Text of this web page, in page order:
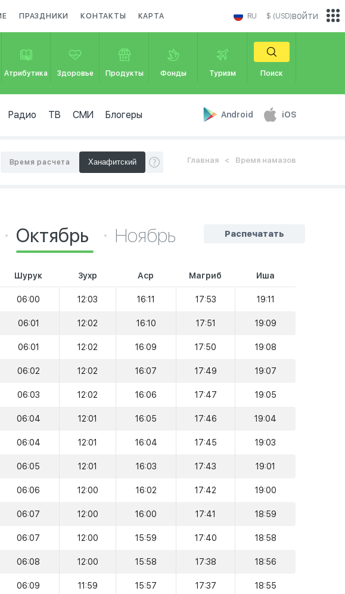
ПРАЗДНИКИ КОНТАКТЫ КАРТА RU $ (USD)
Атрибутика Здоровье Продукты Фонды Туризм Поиск
Радио ТВ СМИ Блогеры Android iOS
войти
Главная Время намазов
Время расчета
Распечатать
Октябрь Ноябрь
Шурук Зухр Аср Магриб Иша
06:00 12:03 16:11 17:53 19:11
06:01 12:02 16:10 17:51 19:09
06:01 12:02 16:09 17:50 19:08
06:02 12:02 16:07 17:49 19:07
06:03 12:02 16:06 17:47 19:05
06:04 12:01 16:05 17:46 19:04
06:04 12:01 16:04 17:45 19:03
06:05 12:01 16:03 17:43 19:01
06:06 12:00 16:02 17:42 19:00
06:07 12:00 16:00 17:41 18:59
06:07 12:00 15:59 17:40 18:58
06:08 12:00 15:58 17:38 18:56
06:09 11:59 15:57 17:37 18:55